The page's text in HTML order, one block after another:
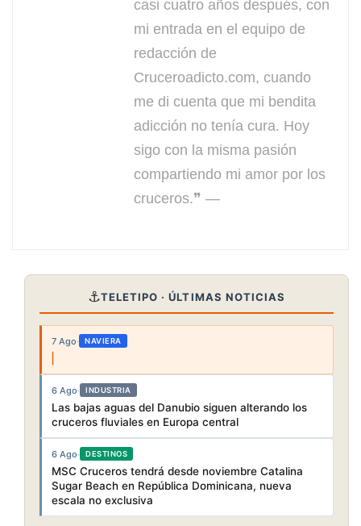
casi cuatro años después, con
mi entrada en el equipo de
redacción de
Cruceroadicto.com, cuando
me di cuenta que mi bendita
adicción no tenía cura. Hoy
sigo con la misma pasión
compartiendo mi amor por los
cruceros.❞ —
⚓TELETIPO · ÚLTIMAS NOTICIAS
7 Ago· NAVIERA
6 Ago· INDUSTRIA
Las bajas aguas del Danubio siguen alterando los
cruceros fluviales en Europa central
6 Ago· DESTINOS
MSC Cruceros tendrá desde noviembre Catalina
Sugar Beach en República Dominicana, nueva
escala no exclusiva